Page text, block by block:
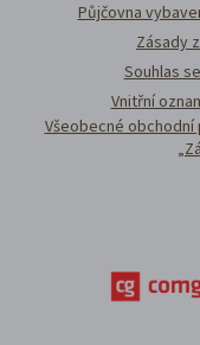
Půjčovna
Zásady
Souhlas
Vnitřní
Všeobecné obchodní